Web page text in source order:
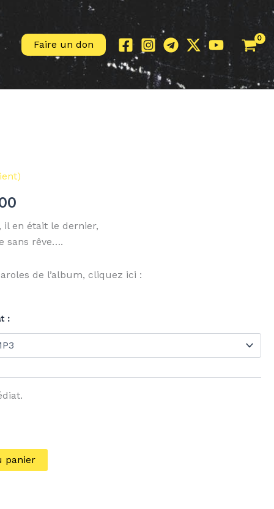
Faire un don
prix :
€10.00
à
il en était le dernier,
sans rêve….
de l’album, cliquez ici :
:
panier